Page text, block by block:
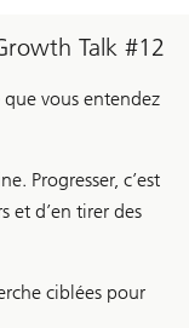
Talk #12
vous entendez
Progresser, c’est
et d’en tirer des
ciblées pour